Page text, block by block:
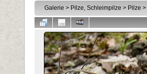
Galerie > Pilze, Schleimpilze > Pilze >